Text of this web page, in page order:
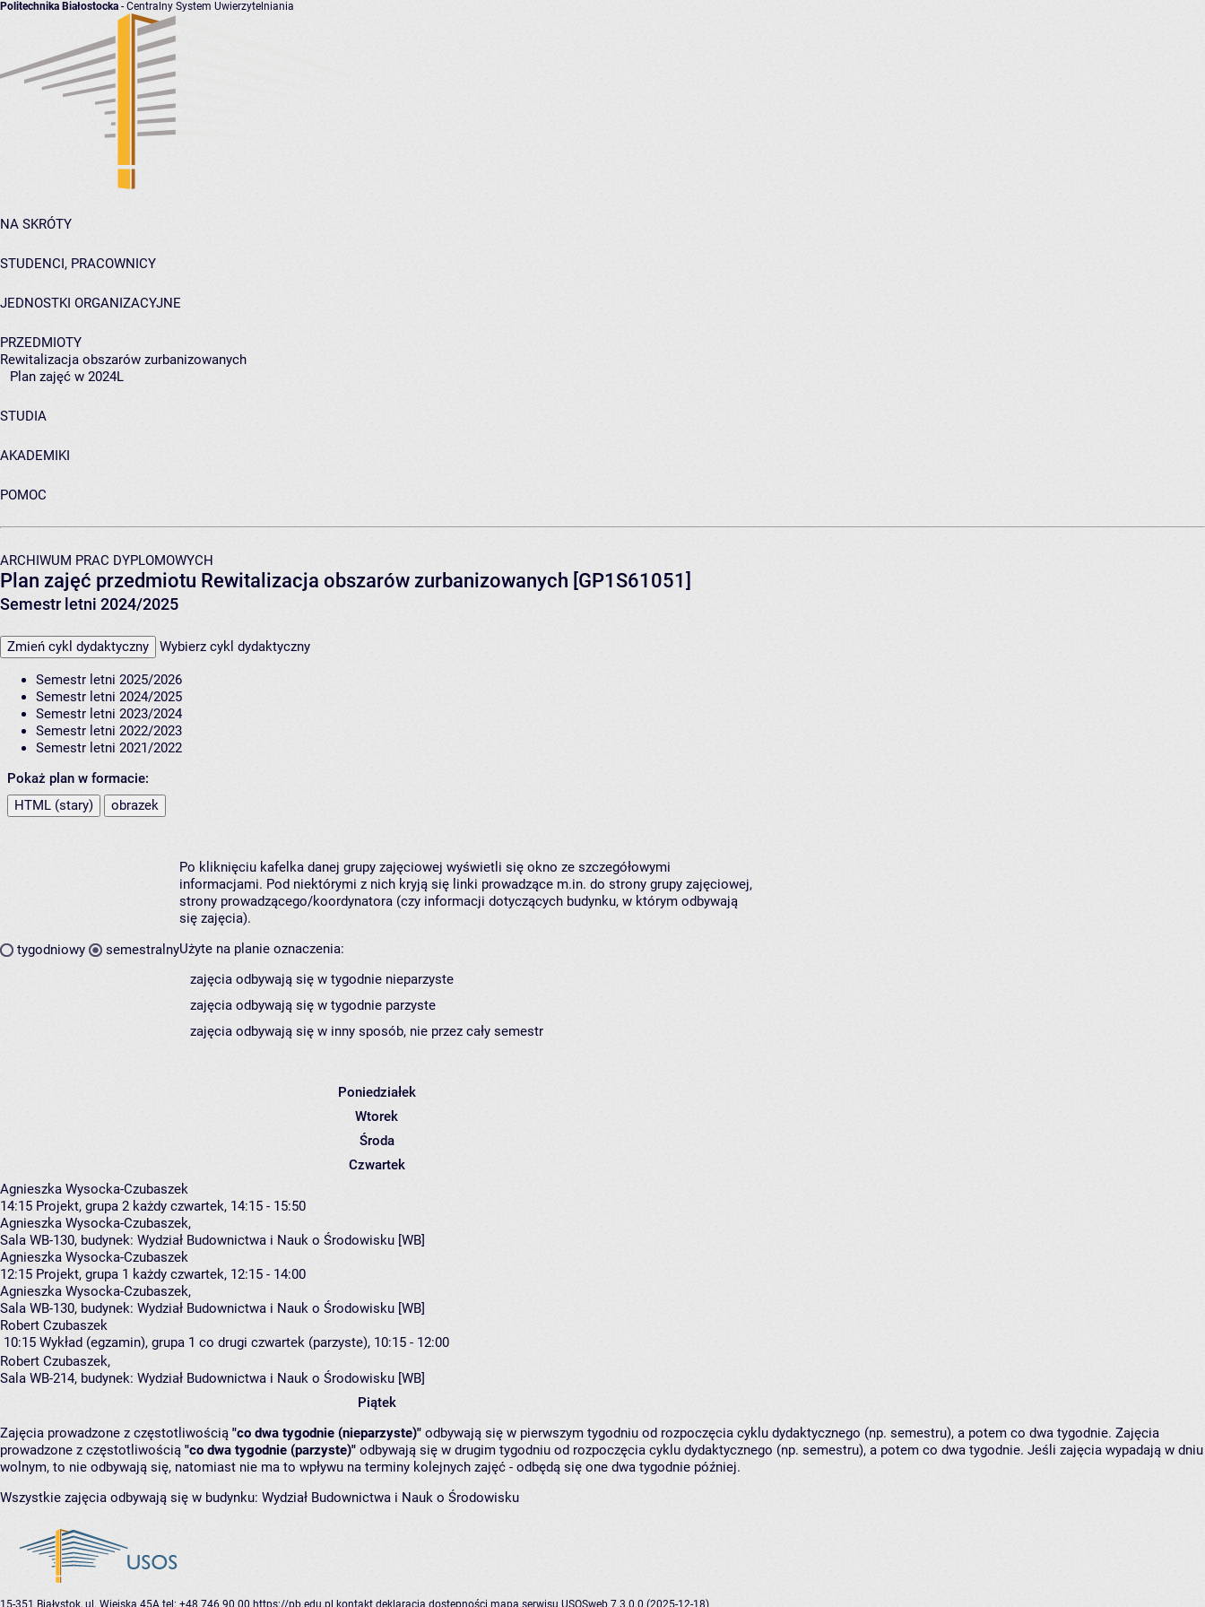
Politechnika Białostocka - Centralny System Uwierzytelniania
NA SKRÓTY
STUDENCI, PRACOWNICY
JEDNOSTKI ORGANIZACYJNE
PRZEDMIOTY
Rewitalizacja obszarów zurbanizowanych
Plan zajęć w 2024L
STUDIA
AKADEMIKI
POMOC
ARCHIWUM PRAC DYPLOMOWYCH
Plan zajęć przedmiotu Rewitalizacja obszarów zurbanizowanych [GP1S61051]
Semestr letni 2024/2025
Zmień cykl dydaktyczny Wybierz cykl dydaktyczny
Semestr letni 2025/2026
Semestr letni 2024/2025
Semestr letni 2023/2024
Semestr letni 2022/2023
Semestr letni 2021/2022
Pokaż plan w formacie:
HTML (stary)
obrazek
tygodniowy semestralny
Po kliknięciu kafelka danej grupy zajęciowej wyświetli się okno ze szczegółowymi
informacjami. Pod niektórymi z nich kryją się linki prowadzące m.in. do strony grupy zajęciowej,
strony prowadzącego/koordynatora (czy informacji dotyczących budynku, w którym odbywają
się zajęcia).
Użyte na planie oznaczenia:
zajęcia odbywają się w tygodnie nieparzyste
zajęcia odbywają się w tygodnie parzyste
zajęcia odbywają się w inny sposób, nie przez cały semestr
Poniedziałek
Wtorek
Środa
Czwartek
Agnieszka Wysocka-Czubaszek
14:15 Projekt, grupa 2 każdy czwartek, 14:15 - 15:50
Agnieszka Wysocka-Czubaszek,
Sala WB-130, budynek: Wydział Budownictwa i Nauk o Środowisku [WB]
Agnieszka Wysocka-Czubaszek
12:15 Projekt, grupa 1 każdy czwartek, 12:15 - 14:00
Agnieszka Wysocka-Czubaszek,
Sala WB-130, budynek: Wydział Budownictwa i Nauk o Środowisku [WB]
Robert Czubaszek
10:15 Wykład (egzamin), grupa 1 co drugi czwartek (parzyste), 10:15 - 12:00
Robert Czubaszek,
Sala WB-214, budynek: Wydział Budownictwa i Nauk o Środowisku [WB]
Piątek
Zajęcia prowadzone z częstotliwością "co dwa tygodnie (nieparzyste)" odbywają się w pierwszym tygodniu od rozpoczęcia cyklu dydaktycznego (np. semestru), a potem co dwa tygodnie. Zajęcia
prowadzone z częstotliwością "co dwa tygodnie (parzyste)" odbywają się w drugim tygodniu od rozpoczęcia cyklu dydaktycznego (np. semestru), a potem co dwa tygodnie. Jeśli zajęcia wypadają w dniu
wolnym, to nie odbywają się, natomiast nie ma to wpływu na terminy kolejnych zajęć - odbędą się one dwa tygodnie później.
Wszystkie zajęcia odbywają się w budynku: Wydział Budownictwa i Nauk o Środowisku
15-351 Białystok, ul. Wiejska 45A tel: +48 746 90 00 https://pb.edu.pl kontakt deklaracja dostępności mapa serwisu USOSweb 7.3.0.0 (2025-12-18)